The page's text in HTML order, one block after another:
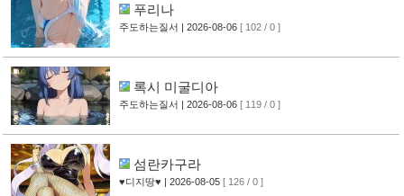
푸리나
주도하는질서 | 2026-08-06 [ 102 / 0 ]
록시 미굴디아
주도하는질서 | 2026-08-06 [ 119 / 0 ]
섬란카구라
♥디지땅♥ | 2026-08-05 [ 126 / 0 ]